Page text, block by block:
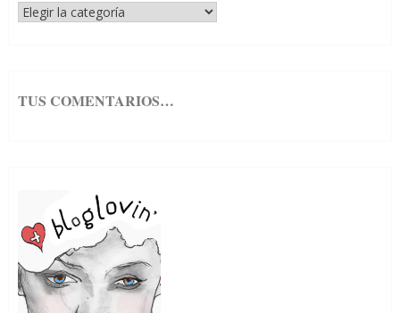
¿Qué
TUS COMENTARIOS…